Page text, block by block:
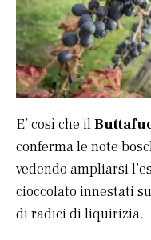
E’ così che il
conferma le note
vedendo ampliarsi
cioccolato innestati
di radici di liquirizia.